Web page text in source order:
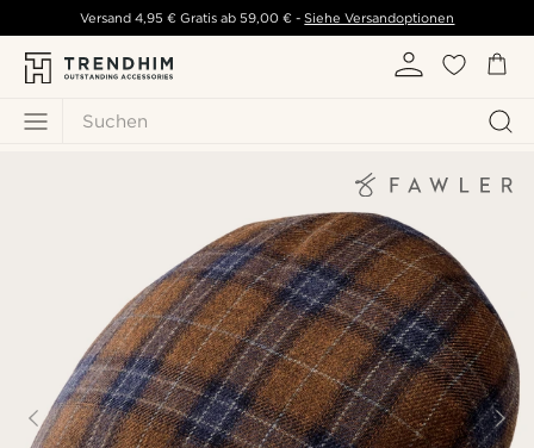
Suchen
Versand 4,95 € Gratis ab 59,00 € - Siehe Versandoptionen